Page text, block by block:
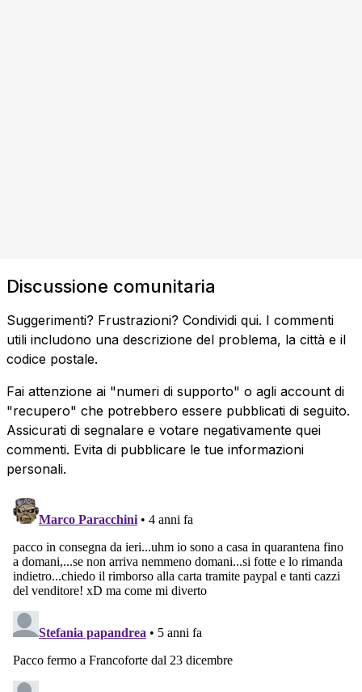
Discussione comunitaria
Suggerimenti? Frustrazioni? Condividi qui. I commenti
utili includono una descrizione del problema, la città e il
codice postale.
Fai attenzione ai "numeri di supporto" o agli account di
"recupero" che potrebbero essere pubblicati di seguito.
Assicurati di segnalare e votare negativamente quei
commenti. Evita di pubblicare le tue informazioni
personali.